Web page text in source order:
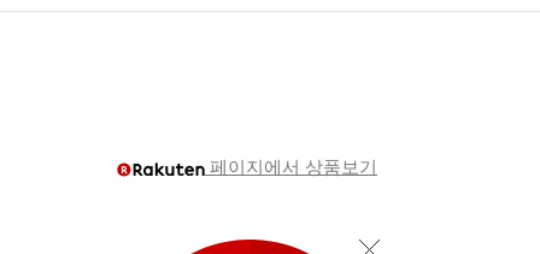
페이지에서 상품보기